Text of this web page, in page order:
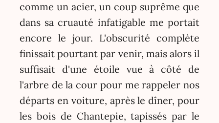
comme un acier, un coup suprême que
dans sa cruauté infatigable me portait
encore le jour. L'obscurité complète
finissait pourtant par venir, mais alors il
suffisait d'une étoile vue à côté de
l'arbre de la cour pour me rappeler nos
départs en voiture, après le dîner, pour
les bois de Chantepie, tapissés par le